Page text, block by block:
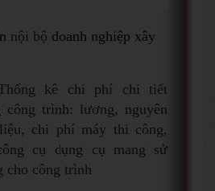
nội bộ doa nh nghiệp xây
kê chi phí chi tiết
công trình: lương, nguyên
chi phí máy thi công,
cụ dụng cụ mang sử
cho công trình